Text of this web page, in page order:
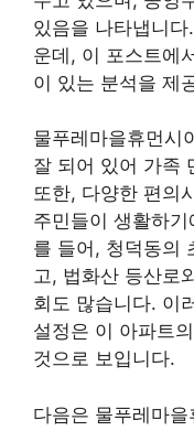
있음을 나타냅니
운데, 이 포스트에
이 있는 분석을 제
물푸레마을휴먼시
잘 되어 있어 가족
또한, 다양한 편의
주민들이 생활하
를 들어, 청덕동의
고, 법화산 등산로
회도 많습니다. 이
설정은 이 아파트
것으로 보입니다.
다음은 물푸레마